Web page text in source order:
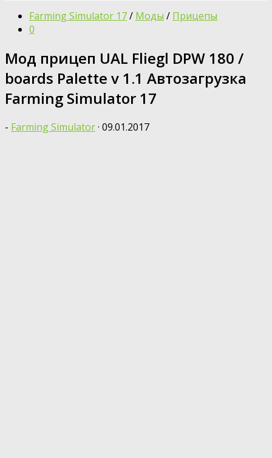
Farming Simulator 17/ Моды / Прицепы
0
Мод прицеп UAL Fliegl DPW 180 /
boards Palette v 1.1 Автозагрузка
Farming Simulator 17
- Farming Simulator· 09.01.2017